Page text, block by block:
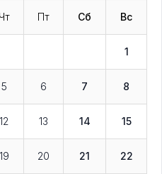
Чт Пт Сб Вс
1
5 6 7 8
12 13 14 15
19 20 21 22